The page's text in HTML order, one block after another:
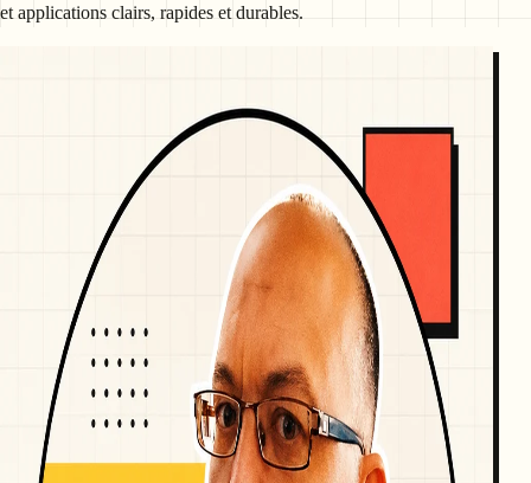
et applications clairs, rapides et durables.